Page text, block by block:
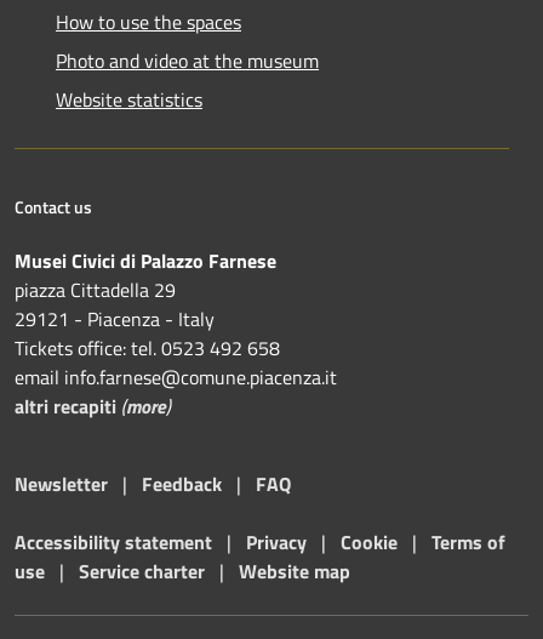
How to use the spaces
Photo and video at the museum
Website statistics
Contact us
Musei Civici di Palazzo Farnese
piazza Cittadella 29
29121 - Piacenza - Italy
Tickets office: tel. 0523 492 658
email info.farnese@comune.piacenza.it
altri recapiti (more)
Newsletter | Feedback | FAQ
Accessibility statement | Privacy | Cookie | Terms of
use | Service charter | Website map